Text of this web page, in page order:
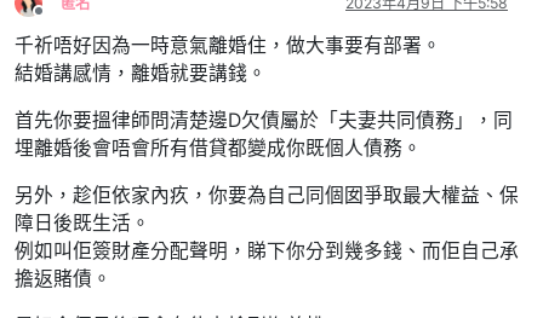
離線
千祈唔好因為一時意氣離婚住，做大事要有部署。
結婚講感情，離婚就要講錢。
首先你要搵律師問清楚邊D欠債屬於「夫妻共同債務」，同
埋離婚後會唔會所有借貸都變成你既個人債務。
另外，趁佢依家內疚，你要為自己同個囡爭取最大權益、保
障日後既生活。
例如叫佢簽財產分配聲明，睇下你分到幾多錢、而佢自己承
擔返賭債。